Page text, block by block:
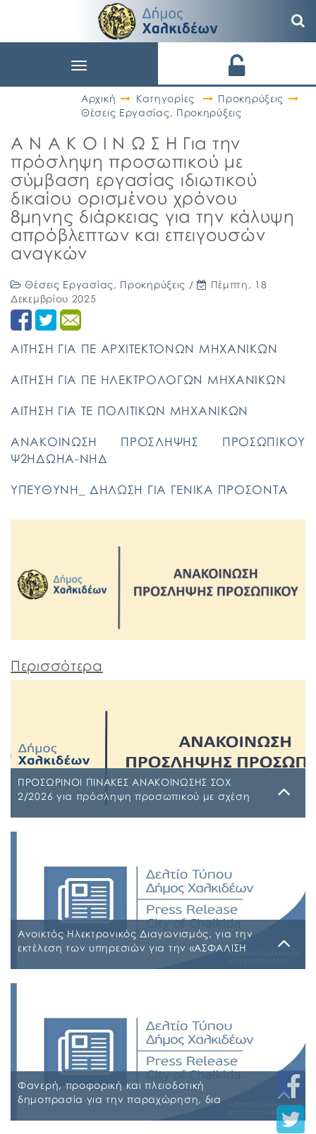
Toggle
Αρχική
Κατηγορίες
Προκηρύξεις
Θέσεις Εργασίας, Προκηρύξεις
Α Ν Α Κ Ο Ι Ν Ω Σ Η Για την
πρόσληψη προσωπικού με
σύμβαση εργασίας ιδιωτικού
δικαίου ορισμένου χρόνου
8μηνης διάρκειας για την κάλυψη
απρόβλεπτων και επειγουσών
αναγκών
Θέσεις Εργασίας, Προκηρύξεις /
Πέμπτη, 18
Δεκεμβρίου 2025
ΑΙΤΗΣΗ ΓΙΑ ΠΕ ΑΡΧΙΤΕΚΤΟΝΩΝ ΜΗΧΑΝΙΚΩΝ
ΑΙΤΗΣΗ ΓΙΑ ΠΕ ΗΛΕΚΤΡΟΛΟΓΩΝ ΜΗΧΑΝΙΚΩΝ
ΑΙΤΗΣΗ ΓΙΑ ΤΕ ΠΟΛΙΤΙΚΩΝ ΜΗΧΑΝΙΚΩΝ
ΑΝΑΚΟΙΝΩΣΗ ΠΡΟΣΛΗΨΗΣ ΠΡΟΣΩΠΙΚΟΥ
Ψ2ΗΔΩΗΑ-ΝΗΔ
ΥΠΕΥΘΥΝΗ_ ΔΗΛΩΣΗ ΓΙΑ ΓΕΝΙΚΑ ΠΡΟΣΟΝΤΑ
Περισσότερα
ΠΡΟΣΩΡΙΝΟΙ ΠΙΝΑΚΕΣ ΑΝΑΚΟΙΝΩΣΗΣ ΣΟΧ
2/2026 για πρόσληψη προσωπικού με σχέση
ΠΙΝΑΚΑΣ ΚΑΤΑΤΑΞΗΣ ΣΥΜΜΕΤΕΧΟΝΤΩΝ 1 ΡΗΒΖΩΗΑ-
Ρ5Τ-1 ΠΡΟΣΩΡΙΝΟΣ ΠΙΝΑΚΑΣ ΜΕΡΙΚΗΣ ΑΠΑΣΧΟΛΗΣΗΣ
ΨΔΑΚΩΗΑ-ΑΟ3 ΠΡΟΣΩΡΙΝΟΣ ΠΙΝΑΚΑΣ ΠΛΗΡΟΥΣ
ΑΠΑΣΧΟΛΗΣΗΣ ΨΦΑ4ΩΗΑ-ΦΣΒ ΠΡΟΣΩΡΙΝΟΣ ΠΙΝΑΚΑΣ
ΣΥΜΜΕΤΕΧΟΝΤΩΝ 6ΖΛΚΩΗΑ-ΠΩΗ
Ανοικτός Ηλεκτρονικός Διαγωνισμός, για την
εκτέλεση των υπηρεσιών για την «ΑΣΦΑΛΙΣΗ
ΑΣΦΑΛΕΙΕΣ 2026-2027 09-07-2026_signed
ΠΑΡΑΡΤΗΜΑ Α’ ΜΕΛΕΤΗ ΑΣΦΑΛΕΙΕΣ ΕΠΕΞΕΡΓΑΣΙΜΗ
2026-2027 09-07-2026 ΠΑΡΑΡΤΗΜΑ Β ΕΕΕΣ PDF_signed
ΠΕΡΙΛΗΨΗ ΔΙΑΚΗΡΥΞΗΣ ΑΣΦΑΛΕΙΕΣ_signed
Φανερή, προφορική και πλειοδοτική
δημοπρασία για την παραχώρηση, δια